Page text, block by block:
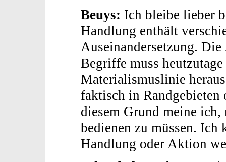
Beuys: Ich bleibe lieber
Handlung enthält
Auseinandersetzung.
Begriffe muss
Materialismuslinie
faktisch in
diesem Grund meine
bedienen zu müssen.
Handlung oder Aktion